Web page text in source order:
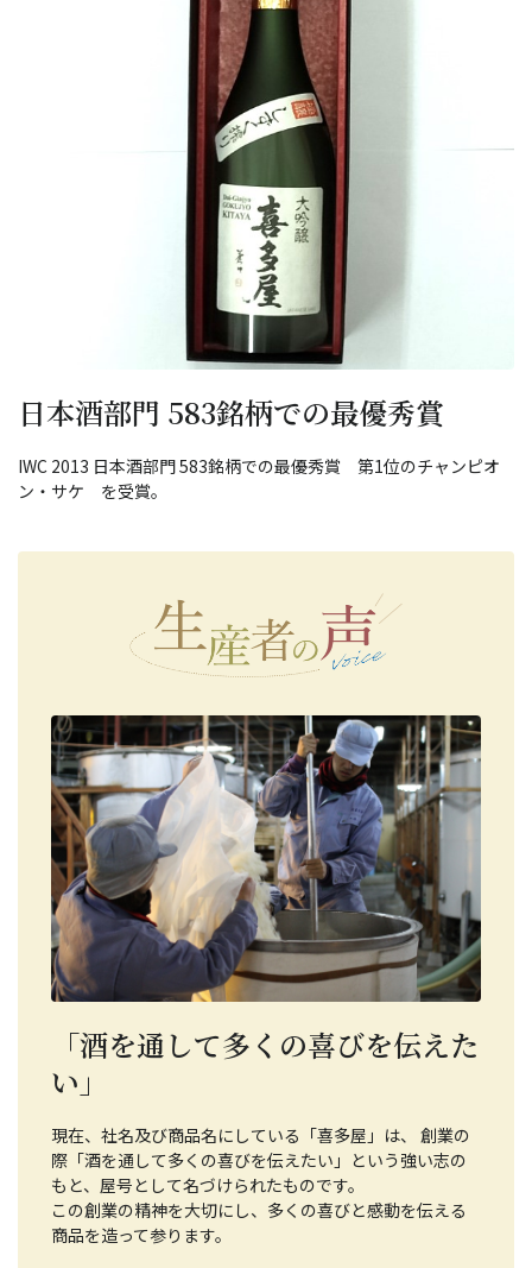
日本酒部門 583銘柄での最優秀賞
IWC 2013 日本酒部門 583銘柄での最優秀賞 第1位のチャンピオ
ン・サケ を受賞。
「酒を通して多くの喜びを伝えた
い」
現在、社名及び商品名にしている「喜多屋」は、 創業の
際「酒を通して多くの喜びを伝えたい」という強い志の
もと、屋号として名づけられたものです。
この創業の精神を大切にし、多くの喜びと感動を伝える
商品を造って参ります。